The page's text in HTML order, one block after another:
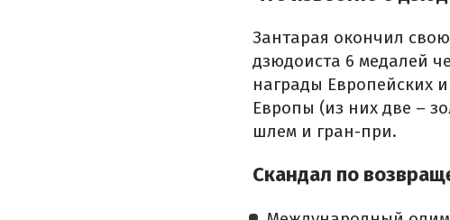
Зантарая окончил свою
дзюдоиста 6 медалей
награды Европейских
Европы (из них две –
шлем и гран-при.
Скандал по